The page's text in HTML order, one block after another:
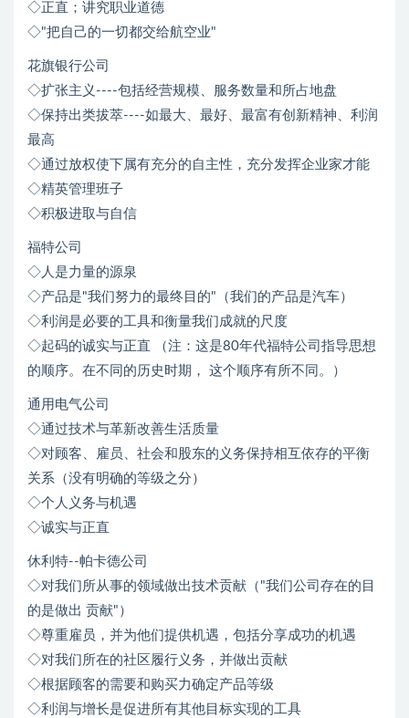
◇正直；讲究职业道德
◇"把自己的一切都交给航空业"
花旗银行公司
◇扩张主义----包括经营规模、服务数量和所占地盘
◇保持出类拔萃----如最大、最好、最富有创新精神、利润
最高
◇通过放权使下属有充分的自主性，充分发挥企业家才能
◇精英管理班子
◇积极进取与自信
福特公司
◇人是力量的源泉
◇产品是"我们努力的最终目的"（我们的产品是汽车）
◇利润是必要的工具和衡量我们成就的尺度
◇起码的诚实与正直 （注：这是80年代福特公司指导思想
的顺序。在不同的历史时期， 这个顺序有所不同。）
通用电气公司
◇通过技术与革新改善生活质量
◇对顾客、雇员、社会和股东的义务保持相互依存的平衡
关系（没有明确的等级之分）
◇个人义务与机遇
◇诚实与正直
休利特--帕卡德公司
◇对我们所从事的领域做出技术贡献（"我们公司存在的目
的是做出 贡献"）
◇尊重雇员，并为他们提供机遇，包括分享成功的机遇
◇对我们所在的社区履行义务，并做出贡献
◇根据顾客的需要和购买力确定产品等级
◇利润与增长是促进所有其他目标实现的工具